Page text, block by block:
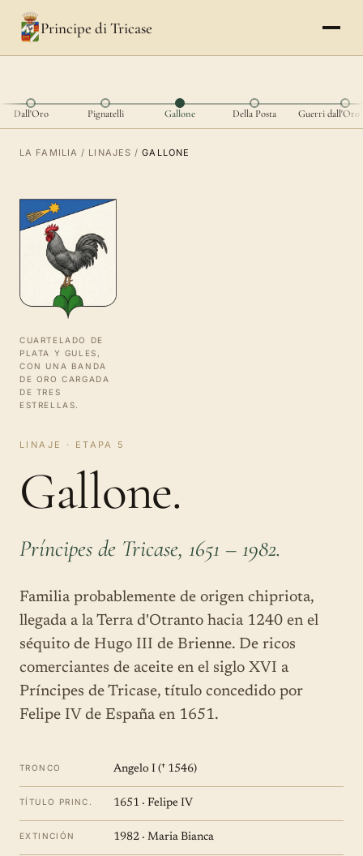
Principe di Tricase
Dall'Oro Pignatelli Gallone Della Posta Guerri dall'Oro
LA FAMILIA / LINAJES /GALLONE
CUARTELADO DE
PLATA Y GULES,
CON UNA BANDA
DE ORO CARGADA
DE TRES
ESTRELLAS.
LINAJE · ETAPA 5
Gallone.
Príncipes de Tricase, 1651 – 1982.
Familia probablemente de origen chipriota,
llegada a la Terra d'Otranto hacia 1240 en el
séquito de Hugo III de Brienne. De ricos
comerciantes de aceite en el siglo XVI a
Príncipes de Tricase, título concedido por
Felipe IV de España en 1651.
TRONCO Angelo I († 1546)
TÍTULO PRINC. 1651 · Felipe IV
EXTINCIÓN 1982 · Maria Bianca